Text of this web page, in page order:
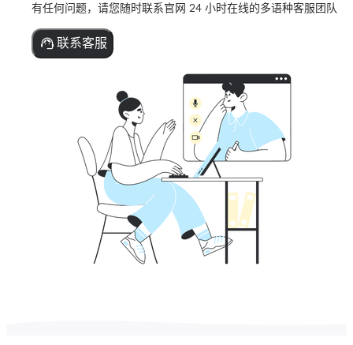
有任何问题，请您随时联系官网 24 小时在线的多语种客服团队
联系客服